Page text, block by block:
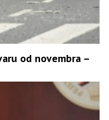
od novembra –